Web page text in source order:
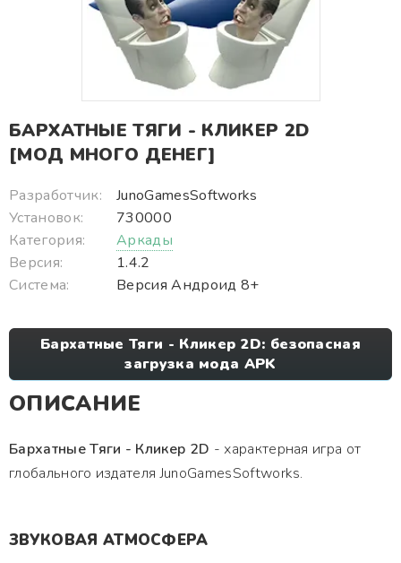
БАРХАТНЫЕ ТЯГИ - КЛИКЕР 2D
[МОД МНОГО ДЕНЕГ]
Разработчик:
JunoGamesSoftworks
Установок:
730000
Категория:
Аркады
Версия:
1.4.2
Система:
Версия Андроид 8+
Бархатные Тяги - Кликер 2D: безопасная
загрузка мода APK
ОПИСАНИЕ
Бархатные Тяги - Кликер 2D - характерная игра от
глобального издателя JunoGamesSoftworks.
ЗВУКОВАЯ АТМОСФЕРА